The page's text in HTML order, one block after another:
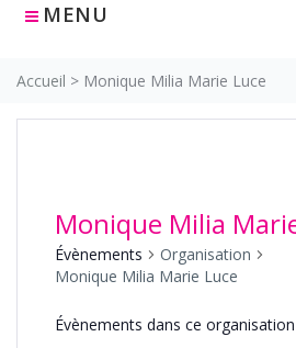
MENU
Accueil > Monique Milia Marie Luce
Monique Milia
Évènements
Organisation
Monique Milia Marie Luce
Évènements dans ce organisation